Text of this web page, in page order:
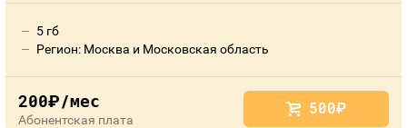
5 гб
Регион: Москва и Московская область
200руб./мес
Абонентская плата
500руб.